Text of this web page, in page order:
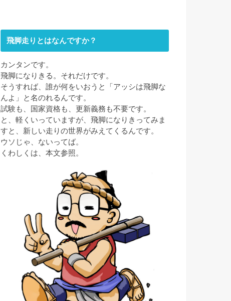
飛脚走りとはなんですか？
カンタンです。
飛脚になりきる。それだけです。
そうすれば、誰が何をいおうと「アッシは飛脚な
んよ」と名のれるんです。
試験も、国家資格も、更新義務も不要です。
と、軽くいっていますが、飛脚になりきってみま
すと、新しい走りの世界がみえてくるんです。
ウソじゃ、ないってば。
くわしくは、本文参照。